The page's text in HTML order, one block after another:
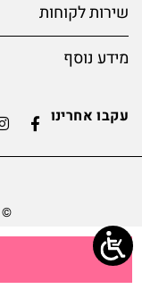
שירות לקוחות
מידע נוסף
עקבו אחרינו
©️ powered by